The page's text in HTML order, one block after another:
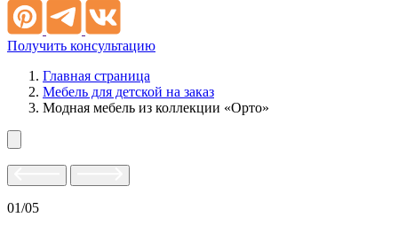
Получить консультацию
Главная страница
Мебель для детской на заказ
Модная мебель из коллекции «Орто»
01/05